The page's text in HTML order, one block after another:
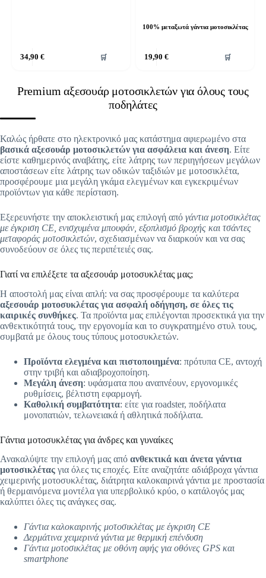
34,90€ 🛒
πολλαπλές
μπορούν
να
επιλεγούν
στη
σελίδα
του
προϊόντος
100% μεταξωτά γάντια μοτοσικλέτας
19,90€ 🛒
Premium αξεσουάρ μοτοσικλετών για όλους τους
ποδηλάτες
Καλώς ήρθατε στο ηλεκτρονικό μας κατάστημα αφιερωμένο στα
βασικά αξεσουάρ μοτοσικλετών για ασφάλεια και άνεση. Είτε
είστε καθημερινός αναβάτης, είτε λάτρης των περιηγήσεων μεγάλων
αποστάσεων είτε λάτρης των οδικών ταξιδιών με μοτοσικλέτα,
προσφέρουμε μια μεγάλη γκάμα ελεγμένων και εγκεκριμένων
προϊόντων για κάθε περίσταση.
Εξερευνήστε την αποκλειστική μας επιλογή από γάντια μοτοσικλέτας
με έγκριση CE, ενισχυμένα μπουφάν, εξοπλισμό βροχής και τσάντες
μεταφοράς μοτοσικλετών, σχεδιασμένων να διαρκούν και να σας
συνοδεύουν σε όλες τις περιπέτειές σας.
Γιατί να επιλέξετε τα αξεσουάρ μοτοσυκλέτας μας;
Η αποστολή μας είναι απλή: να σας προσφέρουμε τα καλύτερα
αξεσουάρ μοτοσυκλέτας για ασφαλή οδήγηση, σε όλες τις
καιρικές συνθήκες. Τα προϊόντα μας επιλέγονται προσεκτικά για την
ανθεκτικότητά τους, την εργονομία και το συγκρατημένο στυλ τους,
συμβατά με όλους τους τύπους μοτοσυκλετών.
Προϊόντα ελεγμένα και πιστοποιημένα: πρότυπα CE, αντοχή
στην τριβή και αδιαβροχοποίηση.
Μεγάλη άνεση: υφάσματα που αναπνέουν, εργονομικές
ρυθμίσεις, βέλτιστη εφαρμογή.
Καθολική συμβατότητα: είτε για roadster, ποδήλατα
μονοπατιών, τελωνειακά ή αθλητικά ποδήλατα.
Γάντια μοτοσυκλέτας για άνδρες και γυναίκες
Ανακαλύψτε την επιλογή μας από ανθεκτικά και άνετα γάντια
μοτοσικλέτας για όλες τις εποχές. Είτε αναζητάτε αδιάβροχα γάντια
χειμερινής μοτοσυκλέτας, διάτρητα καλοκαιρινά γάντια με προστασία
ή θερμαινόμενα μοντέλα για υπερβολικό κρύο, ο κατάλογός μας
καλύπτει όλες τις ανάγκες σας.
Γάντια καλοκαιρινής μοτοσικλέτας με έγκριση CE
Δερμάτινα χειμερινά γάντια με θερμική επένδυση
Γάντια μοτοσικλέτας με οθόνη αφής για οθόνες GPS και
smartphone